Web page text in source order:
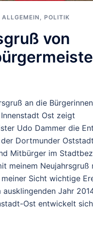
ALLGEMEIN POLITIK
von
an die
Ost zeigt
Udo Dammer die
Dortmunder
Mitbürger im
meinem Neujahrsgruß
Sicht wichtige
Jahr
Ost entwickelt